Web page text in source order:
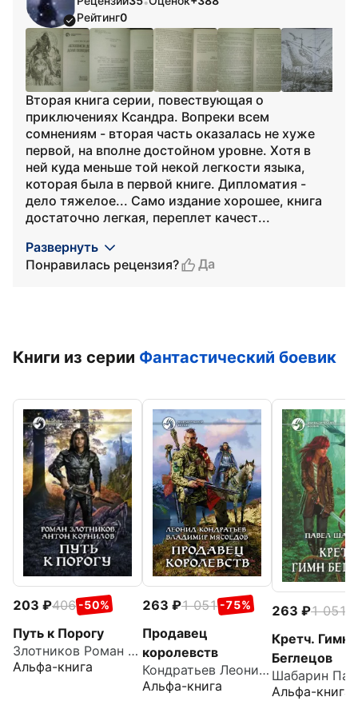
Рейтинг0
Вторая книга серии, повествующая о
приключениях Ксандра. Вопреки всем
сомнениям - вторая часть оказалась не хуже
первой, на вполне достойном уровне. Хотя в
ней куда меньше той некой легкости языка,
которая была в первой книге. Дипломатия -
дело тяжелое... Само издание хорошее, книга
достаточно легкая, переплет качест...
Развернуть
Понравилась рецензия?
Да
Книги из серии Фантастический боевик
203 406 -50%
Путь к Порогу
Злотников Роман Валерьевич
Альфа-книга
263 1 051 -75%
Продавец
королевств
Кондратьев Леонид Владимирович
Альфа-книга
263 1 051
Кретч. Гимн
Беглецов
Альфа-книга